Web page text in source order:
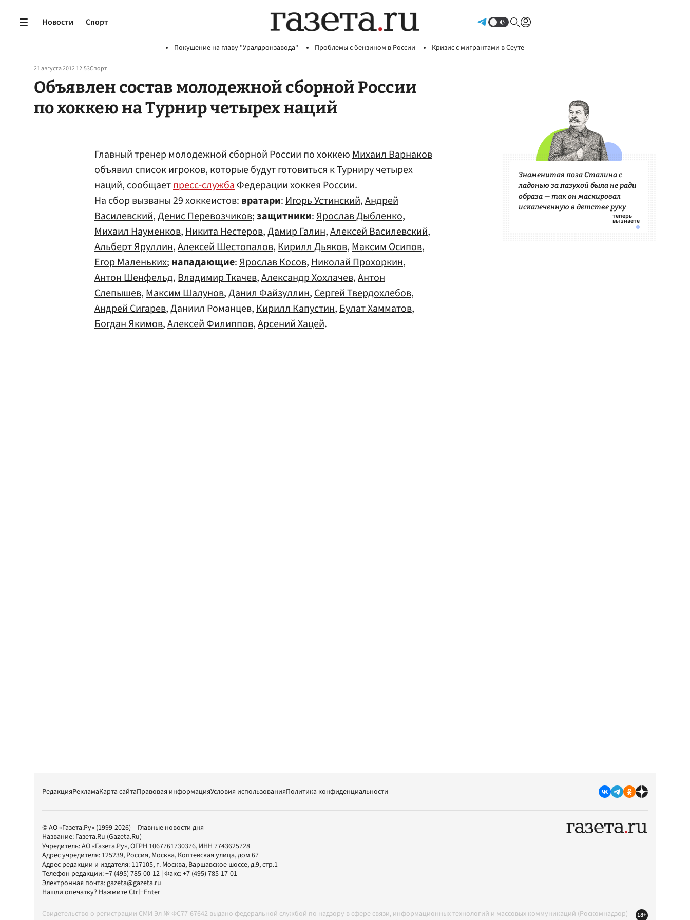
Новости Спорт
Покушение на главу "Уралдронзавода" Проблемы с бензином в России Кризис с мигрантами в Сеуте
21 августа 2012 12:53Спорт
Объявлен состав молодежной сборной России
по хоккею на Турнир четырех наций
Главный тренер молодежной сборной России по хоккеюМихаил Варнаков
объявил список игроков, которые будут готовиться к Турниру четырех
наций, сообщаетпресс-службаФедерации хоккея России.
На сбор вызваны 29 хоккеистов: вратари:Игорь Устинский,Андрей
Василевский,Денис Перевозчиков;защитники:Ярослав Дыбленко,
Михаил Науменков,Никита Нестеров,Дамир Галин,Алексей Василевский,
Альберт Яруллин,Алексей Шестопалов,Кирилл Дьяков,Максим Осипов,
Егор Маленьких; нападающие:Ярослав Косов,Николай Прохоркин,
Антон Шенфельд,Владимир Ткачев,Александр Хохлачев,Антон
Слепышев,Максим Шалунов,Данил Файзуллин,Сергей Твердохлебов,
Андрей Сигарев, Даниил Романцев,Кирилл Капустин,Булат Хамматов,
Богдан Якимов,Алексей Филиппов,Арсений Хацей.
Знаменитая поза Сталина с
ладонью за пазухой была не ради
образа — так он маскировал
искалеченную в детстве руку
РедакцияРекламаКарта сайтаПравовая информацияУсловия использованияПолитика конфиденциальности
© АО «Газета.Ру» (1999-2026) – Главные новости дня
Название: Газета.Ru (Gazeta.Ru)
Учредитель:АО «Газета.Ру», ОГРН 1067761730376, ИНН 7743625728
Адрес учредителя: 125239, Россия, Москва, Коптевская улица, дом 67
Адрес редакции и издателя: 117105, г. Москва, Варшавское шоссе, д.9, стр.1
Телефон редакции:+7 (495) 785-00-12 | Факс:+7 (495) 785-17-01
Электронная почта:gazeta@gazeta.ru
Нашли опечатку? Нажмите Ctrl+Enter
Свидетельство о регистрации СМИ Эл № ФС77-67642 выдано федеральной службой по надзору в сфере связи, информационных технологий и массовых коммуникаций (Роскомнадзор)
18+